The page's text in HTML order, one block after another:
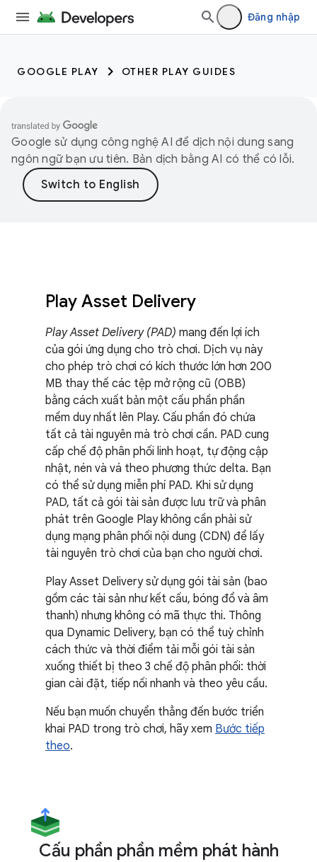
Đăng nhập
GOOGLE PLAY OTHER PLAY GUIDES
Google sử dụng công nghệ AI để dịch nội dung sang
ngôn ngữ bạn ưu tiên. Bản dịch bằng AI có thể có lỗi.
Play Asset Delivery
Play Asset Delivery (PAD) mang đến lợi ích
của gói ứng dụng cho trò chơi. Dịch vụ này
cho phép trò chơi có kích thước lớn hơn 200
MB thay thế các tệp mở rộng cũ (OBB)
bằng cách xuất bản một cấu phần phần
mềm duy nhất lên Play. Cấu phần đó chứa
tất cả tài nguyên mà trò chơi cần. PAD cung
cấp chế độ phân phối linh hoạt, tự động cập
nhật, nén và vá theo phương thức delta. Bạn
có thể sử dụng miễn phí PAD. Khi sử dụng
PAD, tất cả gói tài sản được lưu trữ và phân
phát trên Google Play không cần phải sử
dụng mạng phân phối nội dung (CDN) để lấy
tài nguyên trò chơi của bạn cho người chơi.
Play Asset Delivery sử dụng gói tài sản (bao
gồm các tài sản như kết cấu, bóng đổ và âm
thanh) nhưng không có mã thực thi. Thông
qua Dynamic Delivery, bạn có thể tuỳ chỉnh
cách thức và thời điểm tải mỗi gói tài sản
xuống thiết bị theo 3 chế độ phân phối: thời
gian cài đặt, tiếp nối nhanh và theo yêu cầu.
Nếu bạn muốn chuyển thẳng đến bước triển
khai PAD trong trò chơi, hãy xem Bước tiếp
theo.
Cấu phần phần mềm phát hành